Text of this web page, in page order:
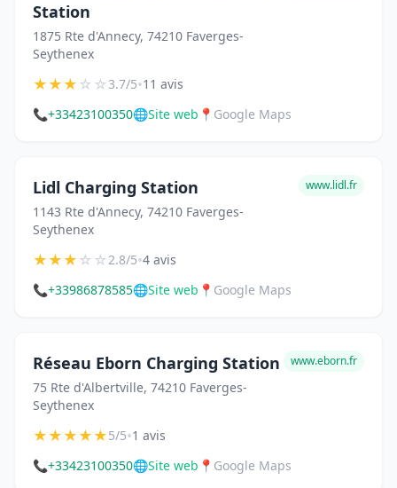
Station
1875 Rte d'Annecy, 74210 Faverges-
Seythenex
★★★☆☆3.7/5•11 avis
📞+33423100350🌐Site web 📍 Google Maps
Lidl Charging Station
1143 Rte d'Annecy, 74210 Faverges-
Seythenex
www.lidl.fr
★★★☆☆2.8/5•4 avis
📞+33986878585🌐Site web 📍 Google Maps
Réseau Eborn Charging Station
75 Rte d'Albertville, 74210 Faverges-
Seythenex
www.eborn.fr
★★★★★5/5•1 avis
📞+33423100350🌐Site web 📍 Google Maps